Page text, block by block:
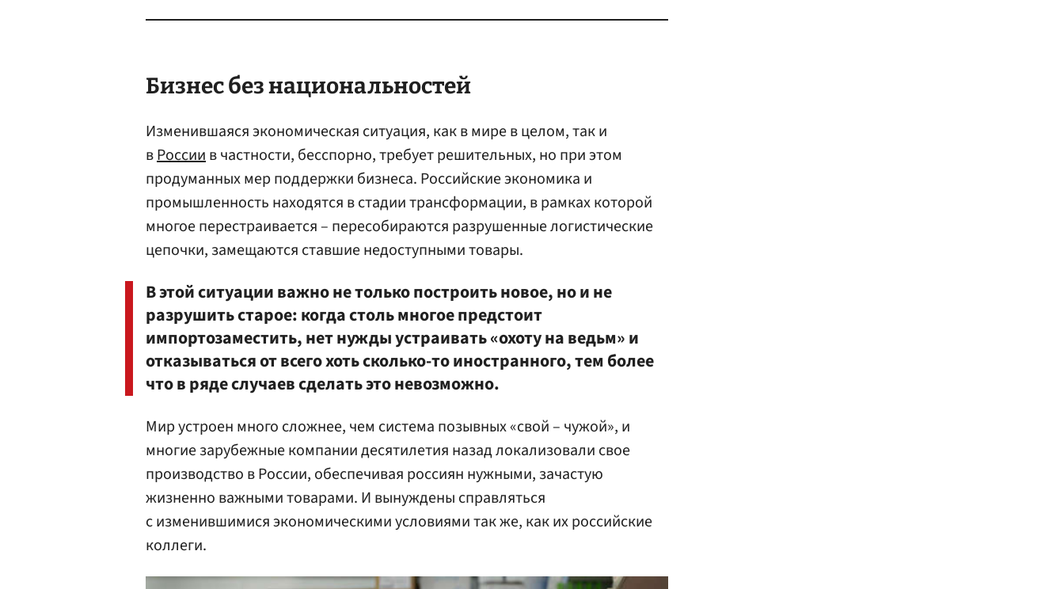
Бизнес без национальностей
Изменившаяся экономическая ситуация, как в мире в целом, так и
вРоссиив частности, бесспорно, требует решительных, но при этом
продуманных мер поддержки бизнеса. Российские экономика и
промышленность находятся в стадии трансформации, в рамках которой
многое перестраивается – пересобираются разрушенные логистические
цепочки, замещаются ставшие недоступными товары.
В этой ситуации важно не только построить новое, но и не
разрушить старое: когда столь многое предстоит
импортозаместить, нет нужды устраивать «охоту на ведьм» и
отказываться от всего хоть сколько-то иностранного, тем более
что в ряде случаев сделать это невозможно.
Мир устроен много сложнее, чем система позывных «свой – чужой», и
многие зарубежные компании десятилетия назад локализовали свое
производство в России, обеспечивая россиян нужными, зачастую
жизненно важными товарами. И вынуждены справляться
с изменившимися экономическими условиями так же, как их российские
коллеги.